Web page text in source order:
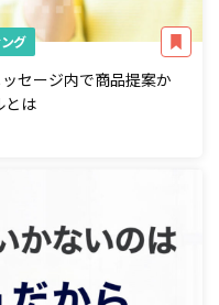
グ
セージ内で商品提案か
とは